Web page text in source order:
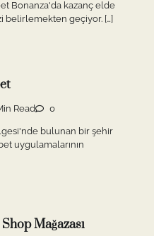
Bonanza'da kazanç elde
belirlemekten geçiyor. […]
Read 0
bulunan bir şehir
uygulamalarının
Mağazası